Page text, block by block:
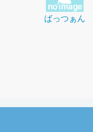
ばっつぁん